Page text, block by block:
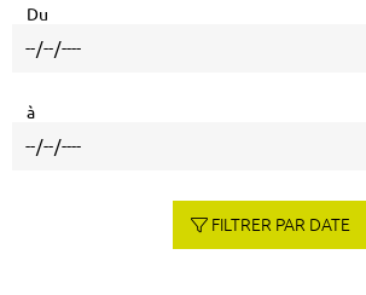
Du
à
FILTRER PAR DATE